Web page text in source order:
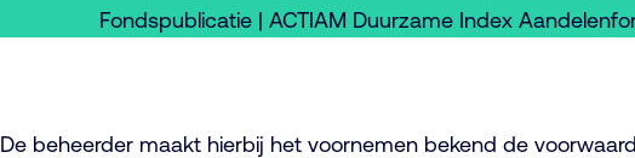
Fondspublicatie | ACTIAM Duurzame Index
De beheerder maakt hierbij het voornemen bekend de